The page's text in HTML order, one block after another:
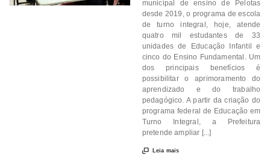
municipal de ensino de Pelotas
desde 2019, o programa de escola
de turno integral, hoje, atende
quatro mil estudantes de 33
unidades de Educação Infantil e
cinco do Ensino Fundamental. Um
dos principais benefícios é
possibilitar o aprimoramento do
aprendizado e do trabalho
pedagógico. A partir da criação do
programa federal de Educação em
Turno Integral, a Prefeitura
pretende ampliar [...]
 Leia mais